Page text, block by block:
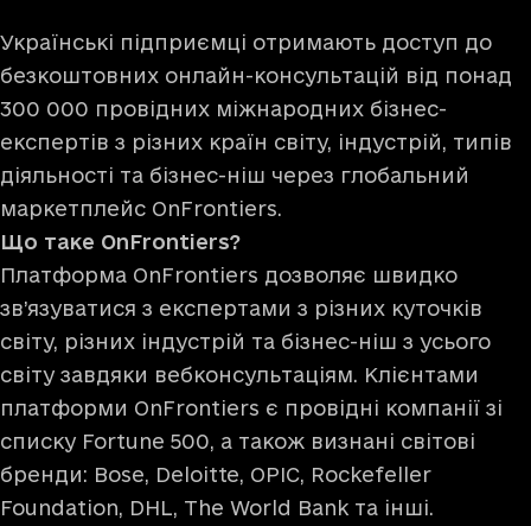
Українські підприємці отримають доступ до
безкоштовних онлайн-консультацій від понад
300 000 провідних міжнародних бізнес-
експертів з різних країн світу, індустрій, типів
діяльності та бізнес-ніш через глобальний
маркетплейс OnFrontiers.
Що таке OnFrontiers?
Платформа OnFrontiers дозволяє швидко
зв’язуватися з експертами з різних куточків
світу, різних індустрій та бізнес-ніш з усього
світу завдяки вебконсультаціям. Клієнтами
платформи OnFrontiers є провідні компанії зі
списку Fortune 500, а також визнані світові
бренди: Bose, Deloitte, OPIC, Rockefeller
Foundation, DHL, The World Bank та інші.